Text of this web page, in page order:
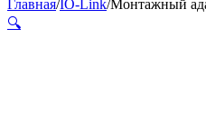
Главная/IO-Link/Монтажный
🔍